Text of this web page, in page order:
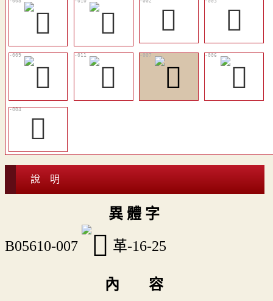
𩍱
𩍫
𩎋
說 明
異 體 字
B05610-007 革-16-25
內 容